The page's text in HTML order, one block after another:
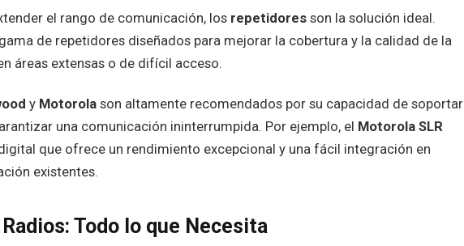
el rango de comunicación, los repetidoresson la solución ideal.
de repetidores diseñados para mejorar la cobertura y la calidad de la
áreas extensas o de difícil acceso.
y Motorolason altamente recomendados por su capacidad de soportar
una comunicación ininterrumpida. Por ejemplo, el Motorola SLR
que ofrece un rendimiento excepcional y una fácil integración en
existentes.
Todo lo que Necesita